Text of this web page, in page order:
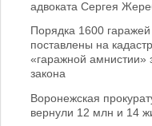
адвоката Сергея
Порядка 1600 гаражей
поставлены на
«гаражной амнистии»
закона
Воронежская
вернули 12 млн и 14